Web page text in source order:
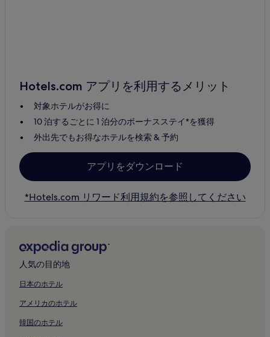
Hotels.com アプリを利用するメリット
対象ホテルがお得に
10 泊するごとに 1 泊分のボーナスステイ*を獲得
外出先でもお得なホテルを検索 & 予約
アプリをダウンロード
*Hotels.com リワード利用規約を参照してください
人気の目的地
日本のホテル
アメリカのホテル
韓国のホテル